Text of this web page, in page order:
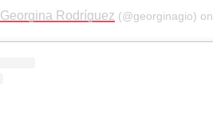
Georgina Rodríguez (@georginagio) on